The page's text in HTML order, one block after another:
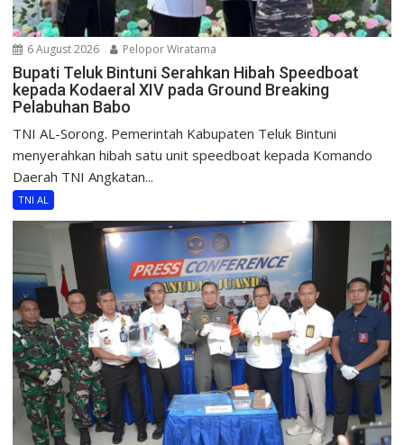
6 August 2026 Pelopor Wiratama
Bupati Teluk Bintuni Serahkan Hibah Speedboat
kepada Kodaeral XIV pada Ground Breaking
Pelabuhan Babo
TNI AL-Sorong. Pemerintah Kabupaten Teluk Bintuni
menyerahkan hibah satu unit speedboat kepada Komando
Daerah TNI Angkatan...
TNI AL